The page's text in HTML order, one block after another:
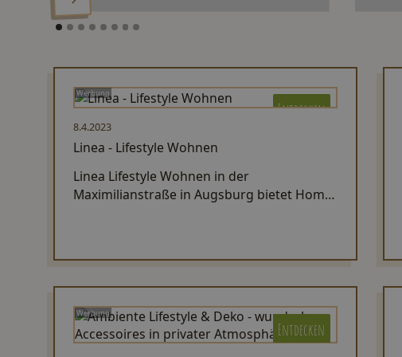
Werbung
Entdecken
8.4.2023
Linea - Lifestyle Wohnen
Linea Lifestyle Wohnen in der
Maximilianstraße in Augsburg bietet Home
Werbung
Entdecken